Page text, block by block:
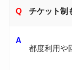
チケット制
都度利用や